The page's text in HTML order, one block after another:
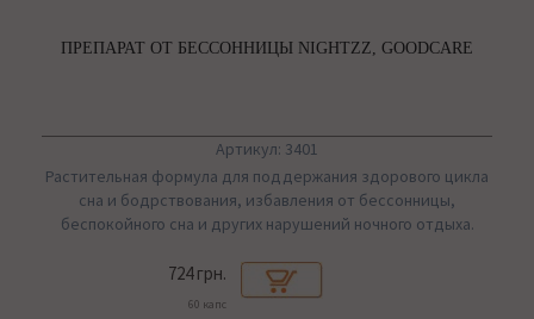
ПРЕПАРАТ ОТ БЕССОННИЦЫ NIGHTZZ, GOODCARE
Артикул: 3401
Растительная формула для поддержания здорового цикла
сна и бодрствования, избавления от бессонницы,
беспокойного сна и других нарушений ночного отдыха.
724 грн.
60 капс